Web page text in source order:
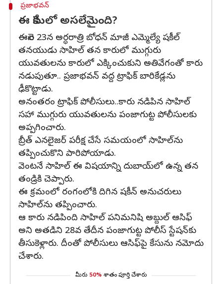
ప్రజాభవన్
ఈ కేసులో అసలేమైంది?
ఈనెల 23న అర్ధరాత్రి బోధన్‌ మాజీ ఎమ్మెల్యే షకీల్‌
తనయుడు సాహిల్‌ తన కారులో ముగ్గురు
యువతులను కారులో ఎక్కించుకుని అతివేగంతో కారు
నడుపుతూ.. ప్రజాభవన్‌ వద్ద ట్రాఫిక్‌ బారికేడ్లను
ఢీకొట్టాడు.
అనంతరం ట్రాఫిక్ పోలీసులు..కారు నడిపిన సాహిల్‌
సహా ముగ్గురు యువతులను పంజాగుట్ట పోలీసులకు
అప్పగించారు.
బ్రీత్ ఎనలైజర్‌ పరీక్ష చేసే సమయంలో సాహిల్‌ను
తప్పించుకొని పారిపోయాడు.
వెంటనే సాహిల్ ఈ విషయాన్ని దుబాయ్‌లో ఉన్న తన
తండ్రికి చెప్పారు.
ఈ క్రమంలో రంగంలోకి దిగిన షకీన్ అనుచరులు
సాహిల్‌ను తప్పించారు.
ఆ కారు నడిపింది సాహిల్ పనిమనిషి అబ్దుల్‌ ఆసిఫ్‌
అని అతడిని 28వ తేదీన పంజాగుట్ట పోలీస్ స్టేషన్‌కు
తీసుకెళ్లారు. దీంతో పోలీసులు ఆసిఫ్‌‌పై కేసును నమోదు
చేశారు.
మీరు 50% శాతం పూర్తి చేశారు